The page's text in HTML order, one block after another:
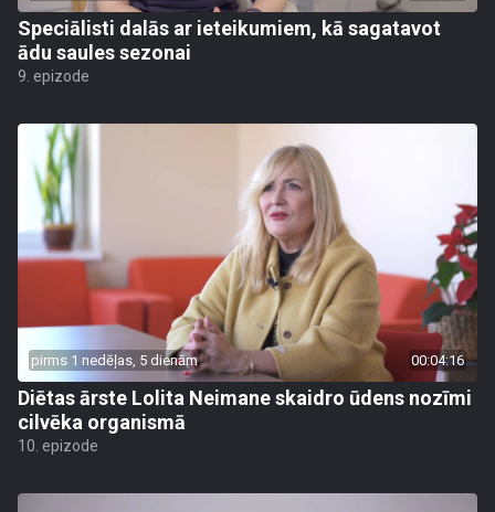
Speciālisti dalās ar ieteikumiem, kā sagatavot
ādu saules sezonai
9. epizode
pirms 1 nedēļas, 5 dienām 00:04:16
Diētas ārste Lolita Neimane skaidro ūdens nozīmi
cilvēka organismā
10. epizode